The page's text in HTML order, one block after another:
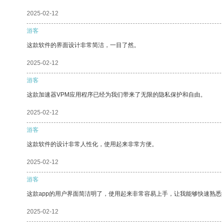
2025-02-12
游客
这款软件的界面设计非常简洁，一目了然。
2025-02-12
游客
这款加速器VPM应用程序已经为我们带来了无限的隐私保护和自由。
2025-02-12
游客
这款软件的设计非常人性化，使用起来非常方便。
2025-02-12
游客
这款app的用户界面简洁明了，使用起来非常容易上手，让我能够快速熟
2025-02-12